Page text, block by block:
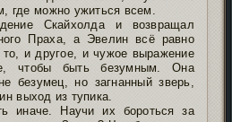
где можно ужиться всем.
Скайхолда и возвращал
Праха, а Эвелин всё равно
и другое, и чужое выражение
чтобы быть безумным. Она
безумец, но загнанный зверь,
выход из тупика.
иначе. Научи их бороться за